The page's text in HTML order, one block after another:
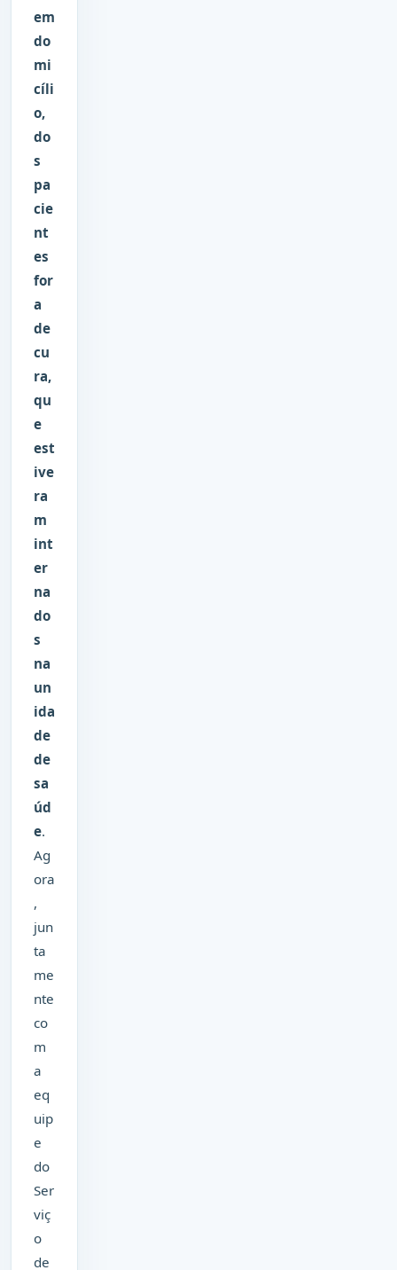
em
do
mi
cíli
o,
do
s
pa
cie
nt
es
for
a
de
cu
ra,
qu
e
est
ive
ra
m
int
er
na
do
s
na
un
ida
de
de
sa
úd
e.
Ag
ora
,
jun
ta
me
nte
co
m
a
eq
uip
e
do
Ser
viç
o
de